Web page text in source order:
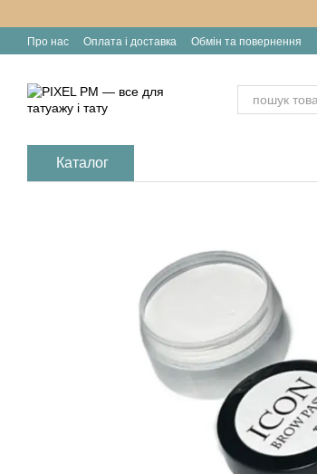
Про нас Оплата і доставка Обмін та повернення
Каталог